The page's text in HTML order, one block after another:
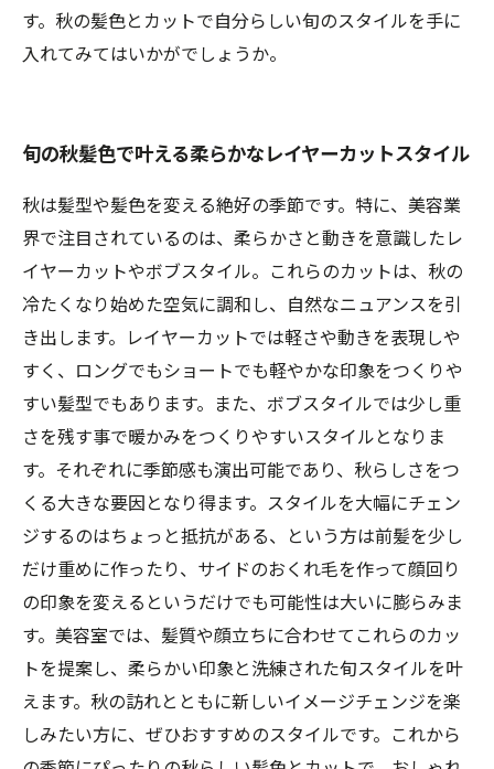
す。秋の髪色とカットで自分らしい旬のスタイルを手に
入れてみてはいかがでしょうか。
旬の秋髪色で叶える柔らかなレイヤーカットスタイル
秋は髪型や髪色を変える絶好の季節です。特に、美容業
界で注目されているのは、柔らかさと動きを意識したレ
イヤーカットやボブスタイル。これらのカットは、秋の
冷たくなり始めた空気に調和し、自然なニュアンスを引
き出します。レイヤーカットでは軽さや動きを表現しや
すく、ロングでもショートでも軽やかな印象をつくりや
すい髪型でもあります。また、ボブスタイルでは少し重
さを残す事で暖かみをつくりやすいスタイルとなりま
す。それぞれに季節感も演出可能であり、秋らしさをつ
くる大きな要因となり得ます。スタイルを大幅にチェン
ジするのはちょっと抵抗がある、という方は前髪を少し
だけ重めに作ったり、サイドのおくれ毛を作って顔回り
の印象を変えるというだけでも可能性は大いに膨らみま
す。美容室では、髪質や顔立ちに合わせてこれらのカッ
トを提案し、柔らかい印象と洗練された旬スタイルを叶
えます。秋の訪れとともに新しいイメージチェンジを楽
しみたい方に、ぜひおすすめのスタイルです。これから